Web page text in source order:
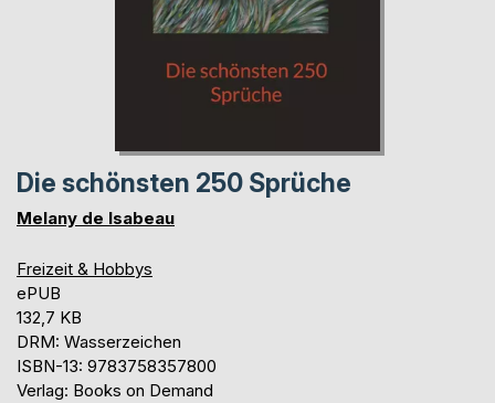
Die schönsten 250 Sprüche
Melany de Isabeau
Freizeit & Hobbys
ePUB
132,7 KB
DRM: Wasserzeichen
ISBN-13: 9783758357800
Verlag: Books on Demand